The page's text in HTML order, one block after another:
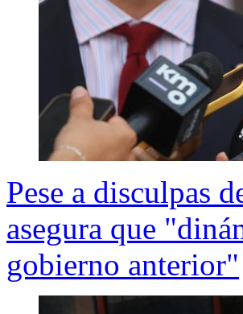
Pese a disculpas
asegura que
gobierno anterior"